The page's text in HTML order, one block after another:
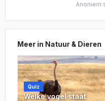
Anoniem
Meer in Natuur & Dieren
Quiz
Welke vogel staat